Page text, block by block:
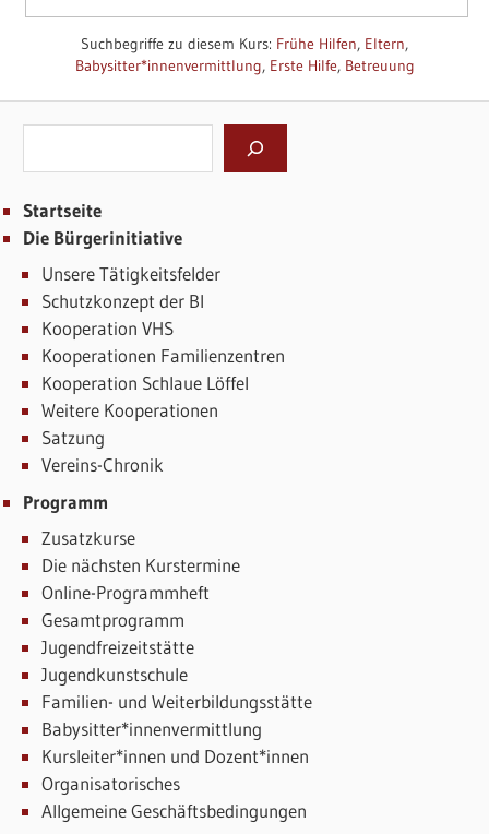
Suchbegriffe zu diesem Kurs: Frühe Hilfen, Eltern,
Babysitter*innenvermittlung, Erste Hilfe, Betreuung
Startseite
Die Bürgerinitiative
Unsere Tätigkeitsfelder
Schutzkonzept der BI
Kooperation VHS
Kooperationen Familienzentren
Kooperation Schlaue Löffel
Weitere Kooperationen
Satzung
Vereins-Chronik
Programm
Zusatzkurse
Die nächsten Kurstermine
Online-Programmheft
Gesamtprogramm
Jugendfreizeitstätte
Jugendkunstschule
Familien- und Weiterbildungsstätte
Babysitter*innenvermittlung
Kursleiter*innen und Dozent*innen
Organisatorisches
Allgemeine Geschäftsbedingungen